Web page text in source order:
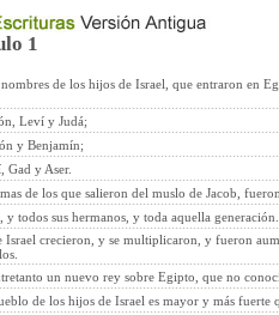
1
nombres de los hijos de Israel, que entraron en
Leví y Judá;
y Benjamín;
Gad y Aser.
de los que salieron del muslo de Jacob,
y todos sus hermanos, y toda aquella generación.
Israel crecieron, y se multiplicaron, y fueron
un nuevo rey sobre Egipto, que no
de los hijos de Israel es mayor y más fuerte